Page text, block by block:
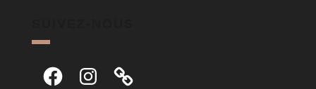
FacebookInstagram